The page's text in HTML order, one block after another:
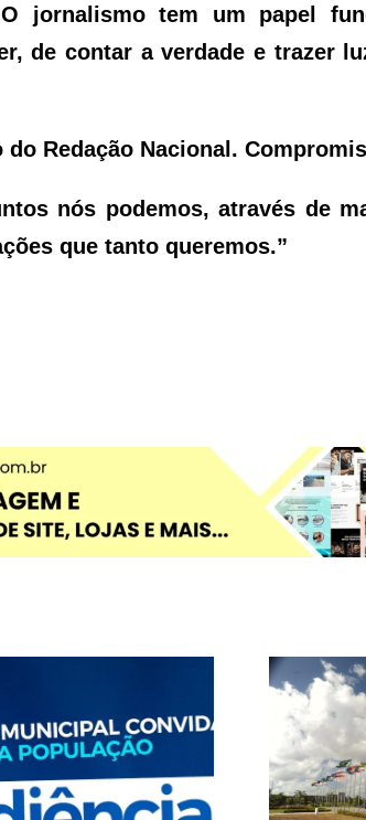
jornalismo tem um papel
de contar a verdade e trazer
Redação Nacional.
nós podemos, através de
que tanto queremos.”